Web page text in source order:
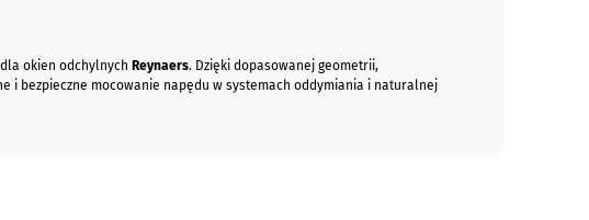
okien odchylnych Reynaers. Dzięki dopasowanej geometrii,
i bezpieczne mocowanie napędu w systemach oddymiania i naturalnej